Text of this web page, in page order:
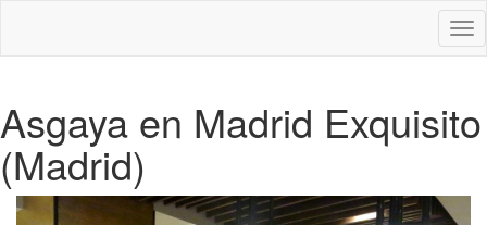
Asgaya en Madrid Exquisito
(Madrid)